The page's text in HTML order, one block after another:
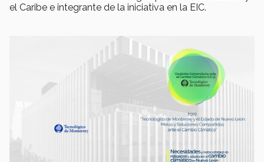
el Caribe e integrante de la iniciativa en la EIC.